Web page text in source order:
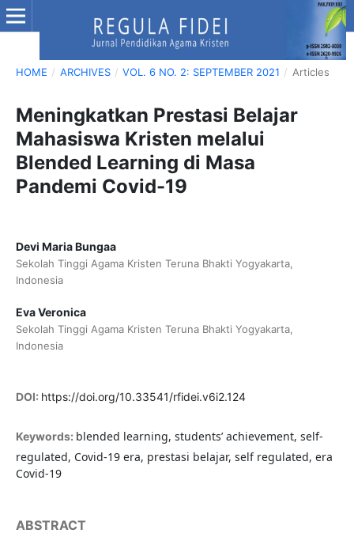
HOME / ARCHIVES / VOL. 6 NO. 2: SEPTEMBER 2021 / Articles
Meningkatkan Prestasi Belajar
Mahasiswa Kristen melalui
Blended Learning di Masa
Pandemi Covid-19
Devi Maria Bungaa
Sekolah Tinggi Agama Kristen Teruna Bhakti Yogyakarta,
Indonesia
Eva Veronica
Sekolah Tinggi Agama Kristen Teruna Bhakti Yogyakarta,
Indonesia
DOI: https://doi.org/10.33541/rfidei.v6i2.124
Keywords: blended learning, students’ achievement, self-
regulated, Covid-19 era, prestasi belajar, self regulated, era
Covid-19
ABSTRACT